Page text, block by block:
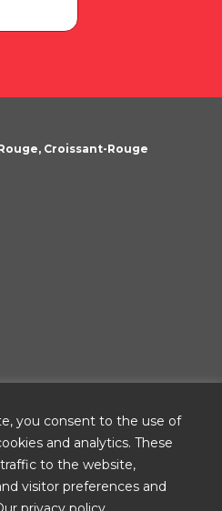
you consent to the use of
and analytics. These
to the website,
visitor preferences and
Croissant-Rouge